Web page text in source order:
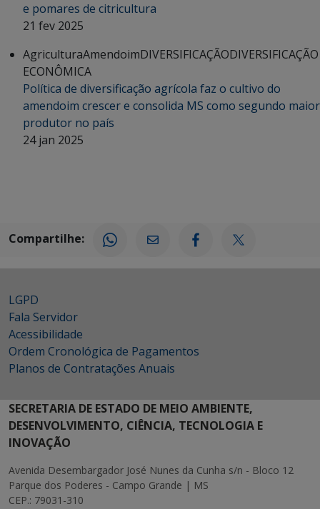
e pomares de citricultura
21 fev 2025
AgriculturaAmendoimDIVERSIFICAÇÃODIVERSIFICAÇÃO
ECONÔMICA
Política de diversificação agrícola faz o cultivo do
amendoim crescer e consolida MS como segundo maior
produtor no país
24 jan 2025
Compartilhe:
LGPD
Fala Servidor
Acessibilidade
Ordem Cronológica de Pagamentos
Planos de Contratações Anuais
SECRETARIA DE ESTADO DE MEIO AMBIENTE,
DESENVOLVIMENTO, CIÊNCIA, TECNOLOGIA E
INOVAÇÃO
Avenida Desembargador José Nunes da Cunha s/n - Bloco 12
Parque dos Poderes - Campo Grande | MS
CEP.: 79031-310